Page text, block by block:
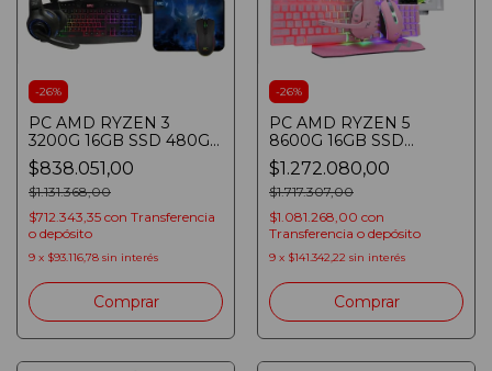
-26%
PC AMD RYZEN 3
3200G 16GB SSD 480GB
WIN 11
TECLADO/MOUSE/AURICULARES/PAD
$838.051,00
$1.131.368,00
$712.343,35 con Transferencia
o depósito
9 x $93.116,78 sin interés
-26%
PC AMD RYZEN 5
8600G 16GB SSD
480GB
TECLADO/MOUSE/
700W GAMER BLANCA
$1.272.080,00
$1.717.307,00
$1.081.268,00 con
Transferencia o depósito
9 x $141.342,22 sin interés